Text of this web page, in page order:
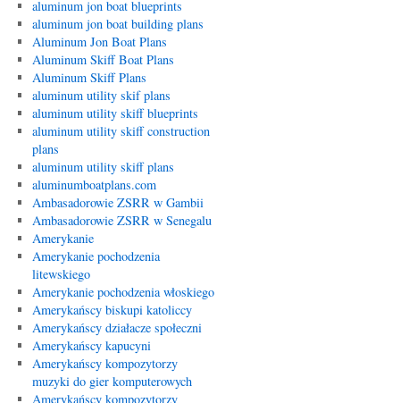
aluminum jon boat blueprints
aluminum jon boat building plans
Aluminum Jon Boat Plans
Aluminum Skiff Boat Plans
Aluminum Skiff Plans
aluminum utility skif plans
aluminum utility skiff blueprints
aluminum utility skiff construction
plans
aluminum utility skiff plans
aluminumboatplans.com
Ambasadorowie ZSRR w Gambii
Ambasadorowie ZSRR w Senegalu
Amerykanie
Amerykanie pochodzenia
litewskiego
Amerykanie pochodzenia włoskiego
Amerykańscy biskupi katoliccy
Amerykańscy działacze społeczni
Amerykańscy kapucyni
Amerykańscy kompozytorzy
muzyki do gier komputerowych
Amerykańscy kompozytorzy